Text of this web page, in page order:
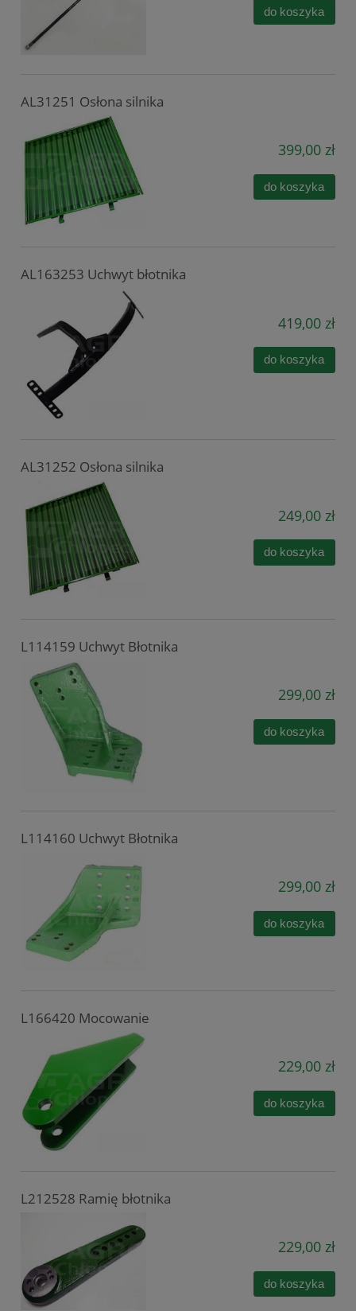
do koszyka
AL31251 Osłona silnika
399,00 zł
do koszyka
AL163253 Uchwyt błotnika
419,00 zł
do koszyka
AL31252 Osłona silnika
249,00 zł
do koszyka
L114159 Uchwyt Błotnika
299,00 zł
do koszyka
L114160 Uchwyt Błotnika
299,00 zł
do koszyka
L166420 Mocowanie
229,00 zł
do koszyka
L212528 Ramię błotnika
229,00 zł
do koszyka